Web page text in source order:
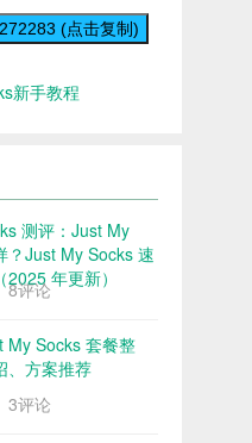
(点击复制)
新手教程
测评：Just My
？Just My Socks 速
年更新）
8评论
My Socks 套餐整
、方案推荐
3评论